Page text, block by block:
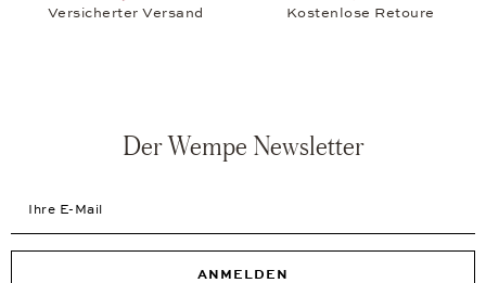
Versicherter Versand Kostenlose Retoure
Der Wempe Newsletter
ANMELDEN